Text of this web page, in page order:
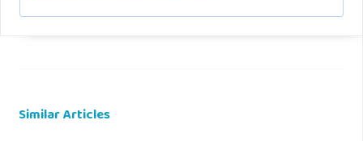
berbasis pengalaman dalam pendidikan kejuruan. Jurnal
Similar Articles